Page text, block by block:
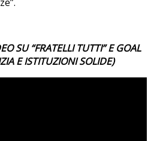
SU “FRATELLI TUTTI” E GOAL
E ISTITUZIONI SOLIDE)